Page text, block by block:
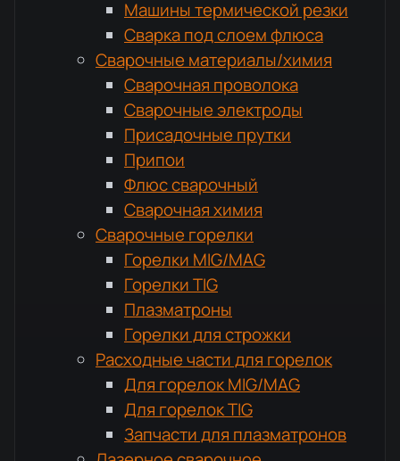
Машины термической резки
Сварка под слоем флюса
Сварочные материалы/химия
Сварочная проволока
Сварочные электроды
Присадочные прутки
Припои
Флюс сварочный
Сварочная химия
Сварочные горелки
Горелки MIG/MAG
Горелки TIG
Плазматроны
Горелки для строжки
Расходные части для горелок
Для горелок MIG/MAG
Для горелок TIG
Запчасти для плазматронов